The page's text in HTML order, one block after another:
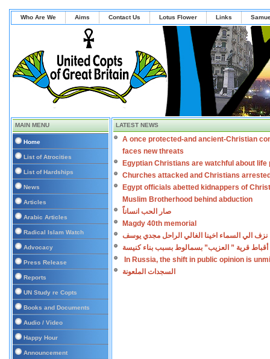
Who Are We Aims Contact Us Lotus Flower Links
MAIN MENU
Home
List of Atrocities
List of Hardships
News
Articles
Arabic Articles
Radical Islam Watch
Advocacy
Press Release
Reports
UN Study re Copts
Books and Documents
Audio / Video
Happy Hour
Announcement
LATEST NEWS
A once protected-and ancient-Christian
faces new threats
Egyptian Christians are watchful about life
Churches attacked and Christians
Egypt officials abetted kidnappers of
Muslim Brotherhood behind abduction
صار الحب انساناً
Magdy 40th memorial
نزف الي السماء اخينا الغالي الراحل مجدي يوسف
أقباط قرية ” العزيب” بسمالوط بسبب بناء كنيسة
In Russia, the shift in public opinion is
السجدات الملعونة